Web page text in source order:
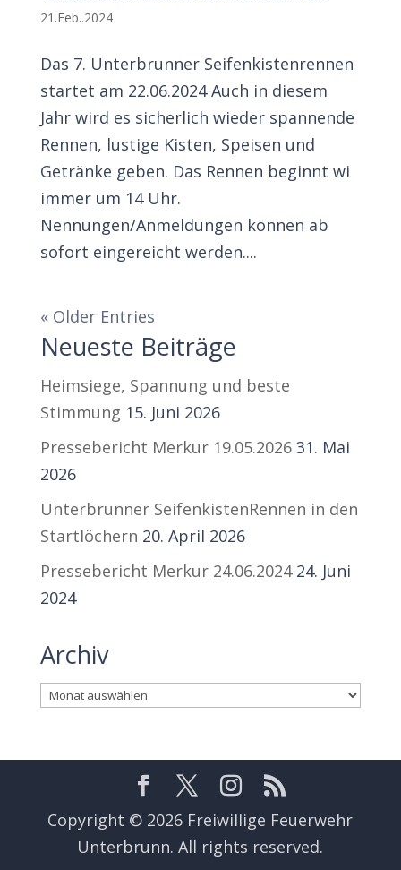
21.Feb..2024
Das 7. Unterbrunner Seifenkistenrennen
startet am 22.06.2024 Auch in diesem
Jahr wird es sicherlich wieder spannende
Rennen, lustige Kisten, Speisen und
Getränke geben. Das Rennen beginnt wi
immer um 14 Uhr.
Nennungen/Anmeldungen können ab
sofort eingereicht werden....
« Older Entries
Neueste Beiträge
Heimsiege, Spannung und beste
Stimmung 15. Juni 2026
Pressebericht Merkur 19.05.2026 31. Mai
2026
Unterbrunner SeifenkistenRennen in den
Startlöchern 20. April 2026
Pressebericht Merkur 24.06.2024 24. Juni
2024
Archiv
Archiv
Copyright © 2026 Freiwillige Feuerwehr
Unterbrunn. All rights reserved.